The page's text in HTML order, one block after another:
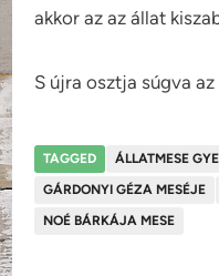
akkor az az állat
S újra osztja súgva
TAGGED ÁLLATMESE
GÁRDONYI GÉZA MESÉJE
NOÉ BÁRKÁJA MESE